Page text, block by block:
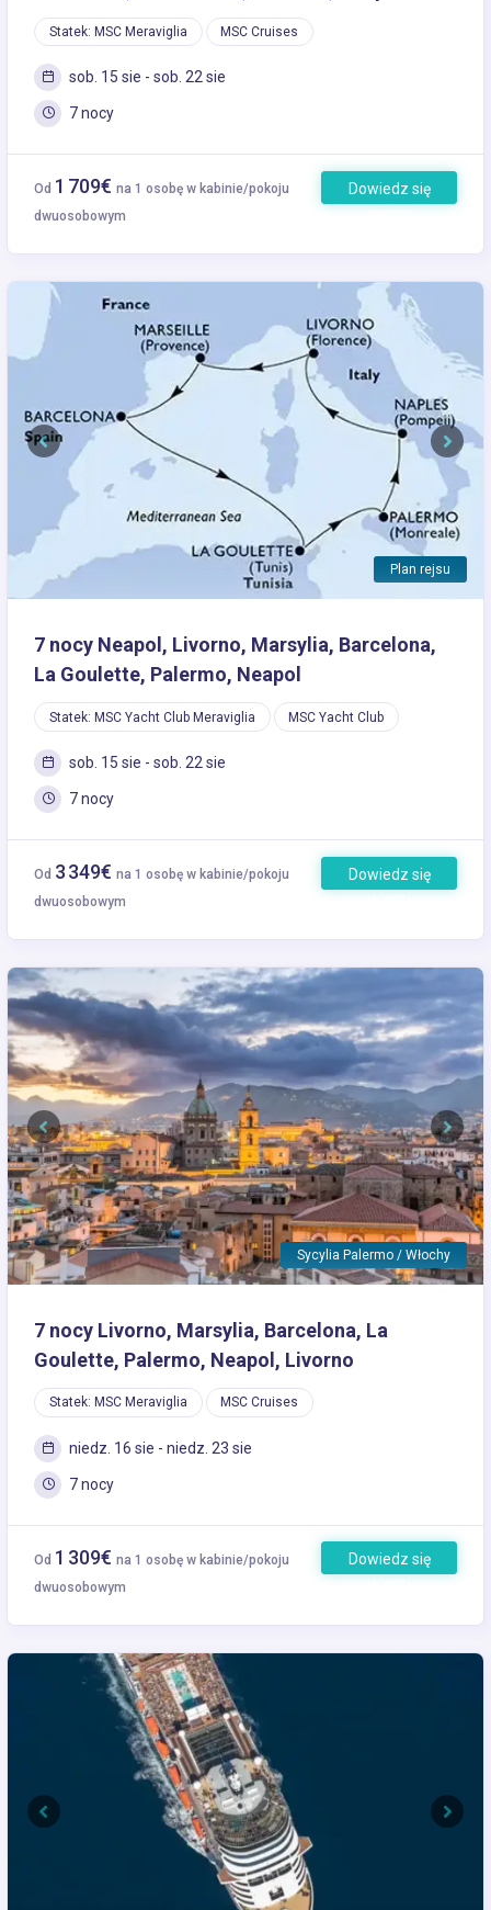
Statek: MSC Meraviglia MSC Cruises
sob. 15 sie - sob. 22 sie
7 nocy
Od 1 709€ na 1 osobę w kabinie/pokoju
dwuosobowym
Dowiedz się
więcej
Plan rejsu
Previous Next
7 nocy Neapol, Livorno, Marsylia, Barcelona,
La Goulette, Palermo, Neapol
Statek: MSC Yacht Club Meraviglia MSC Yacht Club
sob. 15 sie - sob. 22 sie
7 nocy
Od 3 349€ na 1 osobę w kabinie/pokoju
dwuosobowym
Dowiedz się
więcej
Sycylia Palermo / Włochy
Previous Next
7 nocy Livorno, Marsylia, Barcelona, La
Goulette, Palermo, Neapol, Livorno
Statek: MSC Meraviglia MSC Cruises
niedz. 16 sie - niedz. 23 sie
7 nocy
Od 1 309€ na 1 osobę w kabinie/pokoju
dwuosobowym
Dowiedz się
więcej
Previous Next